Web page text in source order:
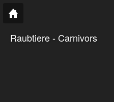
Raubtiere - Carnivors